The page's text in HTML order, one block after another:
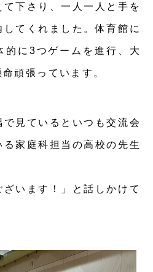
下さり、一人一人と手を
てくれました。体育館に
的に3つゲームを進行、大
頑張っています。
見ているといつも交流会
家庭科担当の高校の先生
ざいます！」と話しかけて